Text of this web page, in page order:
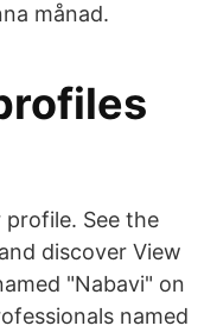
månad.
See the
discover View
"Nabavi" on
named